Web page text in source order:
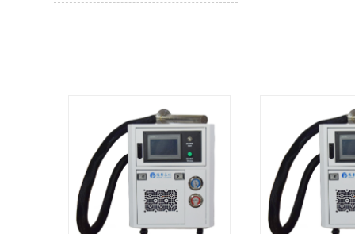
稳定； 国际品牌进口压缩机+零配
件，制冷快能耗小，部件少；超厚保
温层，高密度聚氨酯发泡层，有效锁
住冷量确保箱内温度稳定；u 人性化
设计 安全门锁设计，防止随意开启；
304食品级不锈钢内胆，永不生锈，
安全有保障；重型万向脚轮，方便移
动；箱内气压平衡设计，同时兼具测
试孔功能，方便使用；可选安装数字